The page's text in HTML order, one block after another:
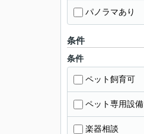
パノラマあり
条件
条件
ペット飼育可
ペット専用設備
楽器相談